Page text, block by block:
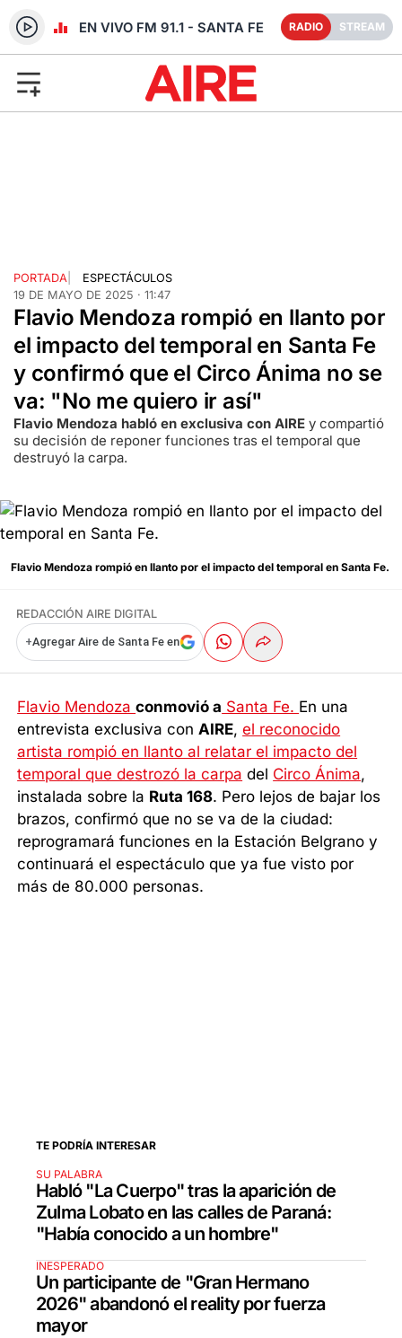
RADIO EN VIVO FM 91.1 - SANTA FE RADIO STREAM
PORTADA
ESPECTÁCULOS
19 DE MAYO DE 2025 · 11:47
Flavio Mendoza rompió en llanto por
el impacto del temporal en Santa Fe
y confirmó que el Circo Ánima no se
va: "No me quiero ir así"
Flavio Mendoza habló en exclusiva con AIRE y compartió
su decisión de reponer funciones tras el temporal que
destruyó la carpa.
Flavio Mendoza rompió en llanto por el impacto del temporal en Santa Fe.
REDACCIÓN AIRE DIGITAL
+Agregar Aire de Santa Fe en
Flavio Mendozaconmovió a Santa Fe. En una
entrevista exclusiva conAIRE,el reconocido
artista rompió en llanto al relatar el impacto del
temporal que destrozó la carpa del Circo Ánima,
instalada sobre la Ruta 168. Pero lejos de bajar los
brazos, confirmó que no se va de la ciudad:
reprogramará funciones en la Estación Belgrano y
continuará el espectáculo que ya fue visto por
más de 80.000 personas.
TE PODRÍA INTERESAR
SU PALABRA
Habló "La Cuerpo" tras la aparición de
Zulma Lobato en las calles de Paraná:
"Había conocido a un hombre"
INESPERADO
Un participante de "Gran Hermano
2026" abandonó el reality por fuerza
mayor